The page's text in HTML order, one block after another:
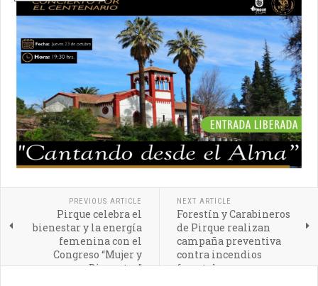
PREVIOUS ARTICLE
Pirque celebra el
bienestar y la energía
femenina con el
Congreso “Mujer y
Bienestar”
NEXT ARTICLE
Forestín y Carabineros
de Pirque realizan
campaña preventiva
contra incendios
forestales